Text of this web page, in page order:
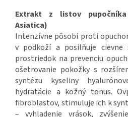
Extrakt z listov
Asiatica)
Intenzívne pôsobí proti
v podkoží a posilňuje cievne
prostriedok na prevenciu
ošetrovanie pokožky s
syntézu kyseliny
hydratácie a kožný tonus.
fibroblastov, stimuluje ich k
– vyhladenie vrások,